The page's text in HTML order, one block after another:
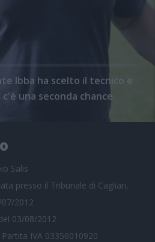
Ibba ha scelto il tecnico e
una seconda chance
Salis
presso il Tribunale di Cagliari,
2012
03/08/2012
IVA 03356010920